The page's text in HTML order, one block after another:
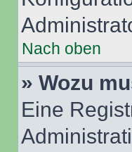
Nach oben
» Wozu
Eine